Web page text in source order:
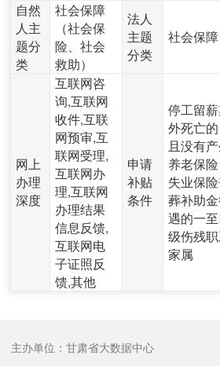
自然
人主
题分
类
社会保障
（社会保
险、社会
救助）
法人
主题
分类
社会保障
网上
办理
深度
互联网咨
询,互联网
收件,互联
网预审,互
联网受理,
互联网办
理,互联网
办理结果
信息反馈,
互联网电
子证照反
馈,其他
申请
补贴
条件
停工留
外死亡的
且没有
养老保险
失业保
葬补助
遇的一
级伤残
家属
主办单位：甘肃省大数据中心